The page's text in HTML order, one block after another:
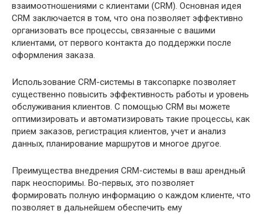
взаимоотношениями с клиентами (CRM). Основная идея
CRM заключается в том, что она позволяет эффективно
организовать все процессы, связанные с вашими
клиентами, от первого контакта до поддержки после
оформления заказа.
Использование CRM-системы в таксопарке позволяет
существенно повысить эффективность работы и уровень
обслуживания клиентов. С помощью CRM вы можете
оптимизировать и автоматизировать такие процессы, как
прием заказов, регистрация клиентов, учет и анализ
данных, планирование маршрутов и многое другое.
Преимущества внедрения CRM-системы в ваш арендный
парк неоспоримы. Во-первых, это позволяет
формировать полную информацию о каждом клиенте, что
позволяет в дальнейшем обеспечить ему